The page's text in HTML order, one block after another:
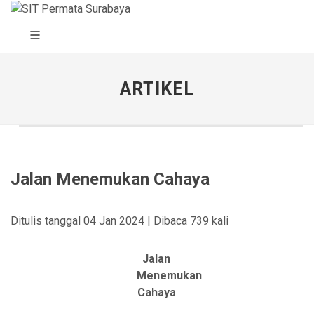
ARTIKEL
Jalan Menemukan Cahaya
Ditulis tanggal 04 Jan 2024 | Dibaca 739 kali
Jalan
Menemukan
Cahaya